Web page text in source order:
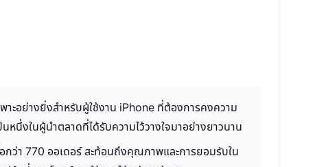
ะอย่างยิ่งสำหรับผู้ใช้งาน iPhone ที่ต้องการคงความ
นึ่งในผู้นำตลาดที่ได้รับความไว้วางใจมาอย่างยาวนาน
ว่า 770 ออเดอร์ สะท้อนถึงคุณภาพและการยอมรับใน